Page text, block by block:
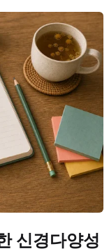
신경다양성